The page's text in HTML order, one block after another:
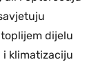
dijelu
klimatizaciju